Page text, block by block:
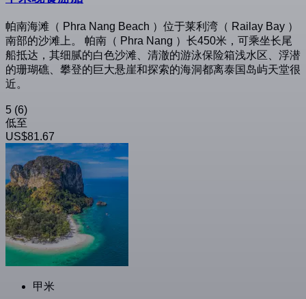
帕南海滩（ Phra Nang Beach ）位于莱利湾（ Railay Bay ）
南部的沙滩上。 帕南（ Phra Nang ）长450米，可乘坐长尾
船抵达，其细腻的白色沙滩、清澈的游泳保险箱浅水区、浮潜
的珊瑚礁、攀登的巨大悬崖和探索的海洞都离泰国岛屿天堂很
近。
5 (6)
低至
US$81.67
甲米